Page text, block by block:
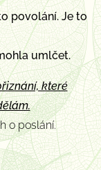
povolání. Je to
umlčet.
které
o poslání.